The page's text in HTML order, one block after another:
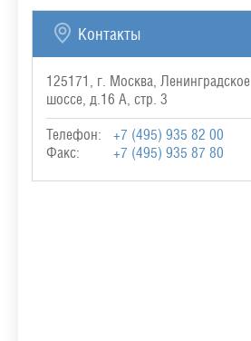
Контакты
125171, г. Москва, Ленинградское
шоссе, д.16 А, стр. 3
Телефон:
+7 (495) 935 82 00
Факс:
+7 (495) 935 87 80